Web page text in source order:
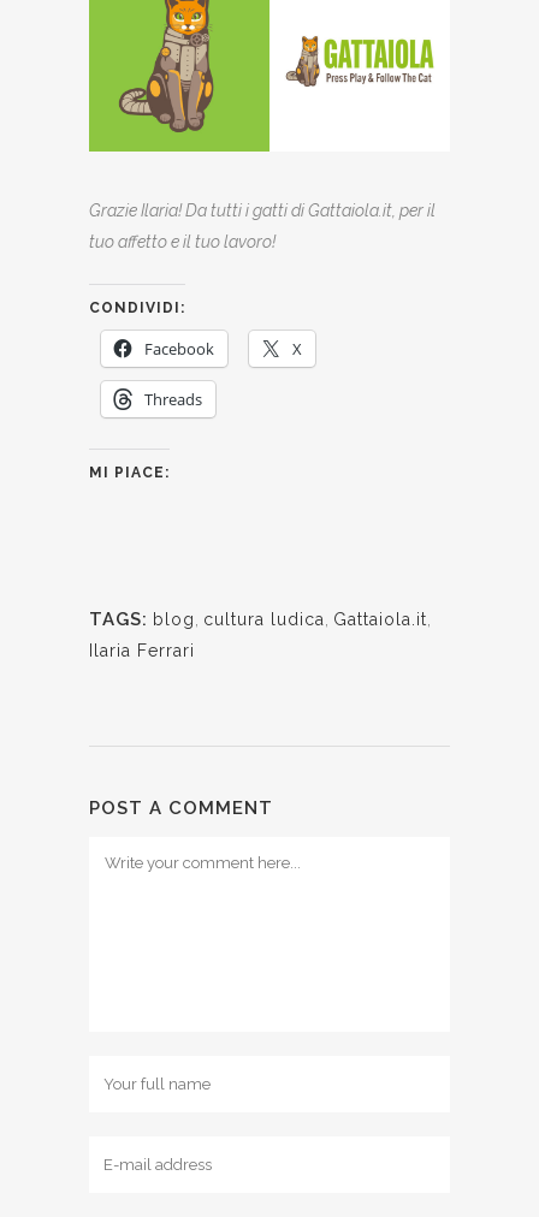
Grazie Ilaria! Da tutti i gatti di Gattaiola.it, per il
tuo affetto e il tuo lavoro!
CONDIVIDI:
Facebook X
Threads
MI PIACE:
TAGS: blog, cultura ludica, Gattaiola.it,
Ilaria Ferrari
POST A COMMENT